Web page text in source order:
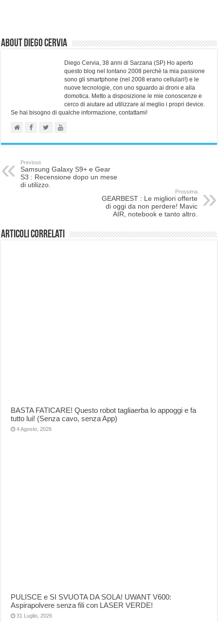
About Diego Cervia
Diego Cervia, 38 anni di Sarzana (SP) Ho aperto
questo blog nel lontano 2008 perchè la mia passione
sono gli smartphone (nel 2008 erano cellulari!) e le
nuove tecnologie, con uno sguardo ai droni e alla
domotica. Metto a disposizione le mie conoscenze e
cerco di aiutare ad utilizzare al meglio i propri device.
Se hai bisogno di qualche informazione, contattami!
Previous
Samsung Galaxy S9+ e Gear
S3 : Recensione dopo un mese
di utilizzo.
Prossima
GEARBEST : Le migliori offerte
di oggi da non perdere! Mavic
AIR, notebook e tanto altro.
Articoli correlati
BASTA FATICARE! Questo robot tagliaerba lo appoggi e fa
tutto lui! (Senza cavo, senza App)
4 Agosto, 2026
PULISCE e SI SVUOTA DA SOLA! UWANT V600:
Aspirapolvere senza fili con LASER VERDE!
31 Luglio, 2026